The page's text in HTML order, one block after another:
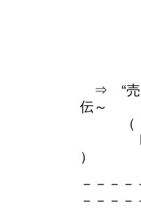
⇒ “売
伝～
（「カ
http://
）
－－－
－－－－